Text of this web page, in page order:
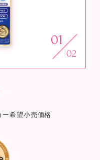
01
02
ー希望小売価格